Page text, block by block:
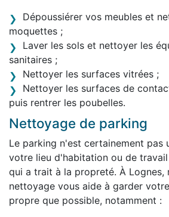
Dépoussiérer vos meubles et
moquettes ;
Laver les sols et nettoyer les
sanitaires ;
Nettoyer les surfaces vitrées ;
Nettoyer les surfaces de
puis rentrer les poubelles.
Nettoyage de parking
Le parking n'est certainement pas
votre lieu d'habitation ou de
qui a trait à la propreté. À Lognes,
nettoyage vous aide à garder
propre que possible, notamment :